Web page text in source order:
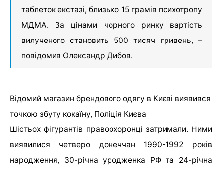
таблеток екстазі, близько 15 грамів психотропу
МДМА. За цінами чорного ринку вартість
вилученого становить 500 тисяч гривень, –
повідомив Олександр Дибов.
Відомий магазин брендового одягу в Києві виявився
точкою збуту кокаїну, Поліція Києва
Шістьох фігурантів правоохоронці затримали. Ними
виявилися четверо донеччан 1990-1992 років
народження, 30-річна уродженка РФ та 24-річна